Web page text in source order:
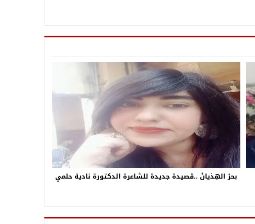
بحرُ الهِذيانْ ..قصيدة جديدة للشاعرة الدكتورة نادية حلمي